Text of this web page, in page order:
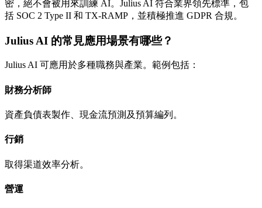
密，絕不會被用來訓練 AI。Julius AI 符合業界領先標準，包
括 SOC 2 Type II 和 TX-RAMP，並積極推進 GDPR 合規。
Julius AI 的常見應用場景有哪些？
Julius AI 可應用於多種職務與產業。範例包括：
財務分析師
資產負債表製作、現金流預測及預算編列。
行銷
取得渠道效率分析。
營運